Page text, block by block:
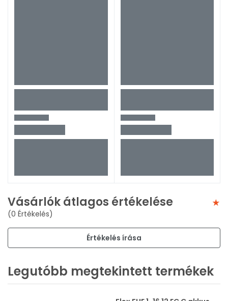
Vásárlók átlagos értékelése
(0 Értékelés)
Értékelés írása
Legutóbb megtekintett termékek